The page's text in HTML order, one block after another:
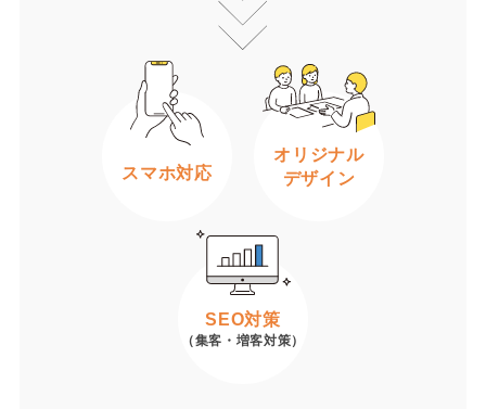
スマホ対応
オリジナル
デザイン
SEO対策
（集客・増客対策）